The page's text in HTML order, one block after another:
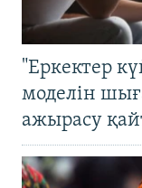
"Еркектер
моделін
ажырасу